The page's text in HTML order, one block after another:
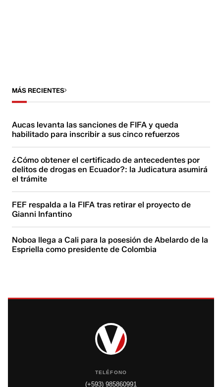
MÁS RECIENTES
Aucas levanta las sanciones de FIFA y queda
habilitado para inscribir a sus cinco refuerzos
¿Cómo obtener el certificado de antecedentes por
delitos de drogas en Ecuador?: la Judicatura asumirá
el trámite
FEF respalda a la FIFA tras retirar el proyecto de
Gianni Infantino
Noboa llega a Cali para la posesión de Abelardo de la
Espriella como presidente de Colombia
TELÉFONO
(+593) 985860991